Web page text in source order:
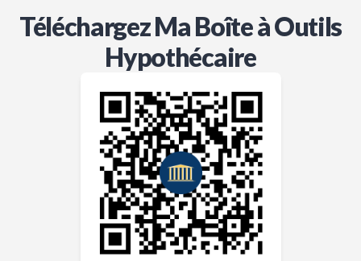
Téléchargez Ma Boîte à Outils
Hypothécaire